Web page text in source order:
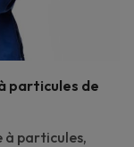
particules de
à particules,